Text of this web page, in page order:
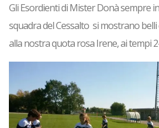
Gli Esordienti di Mister Donà sempre
squadra del Cessalto si mostrano
alla nostra quota rosa Irene, ai tempi